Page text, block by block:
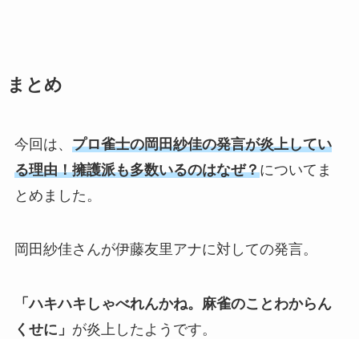
まとめ
今回は、 プロ雀士の岡田紗佳の発言が炎上してい
る理由！擁護派も多数いるのはなぜ？についてま
とめました。
岡田紗佳さんが伊藤友里アナに対しての発言。
「ハキハキしゃべれんかね。麻雀のことわからん
くせに」 が炎上したようです。